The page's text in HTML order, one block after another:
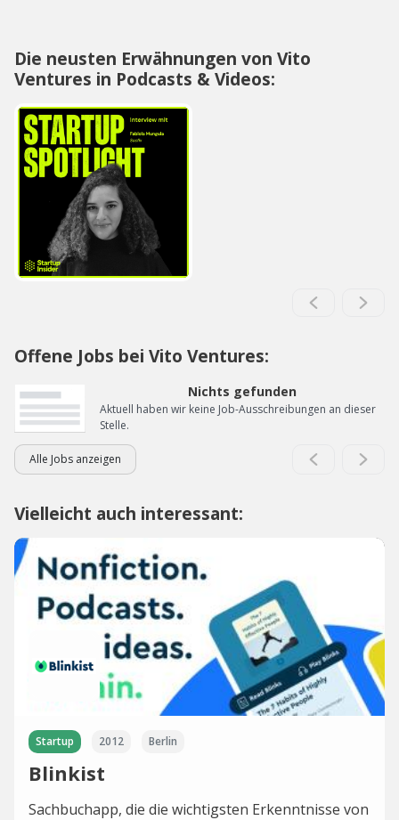
Die neusten Erwähnungen von Vito
Ventures in Podcasts & Videos:
Offene Jobs bei Vito Ventures:
Nichts gefunden
Aktuell haben wir keine Job-Ausschreibungen an dieser
Stelle.
Alle Jobs anzeigen
Vielleicht auch interessant:
Startup 2012 Berlin
Blinkist
Sachbuchapp, die die wichtigsten Erkenntnisse von